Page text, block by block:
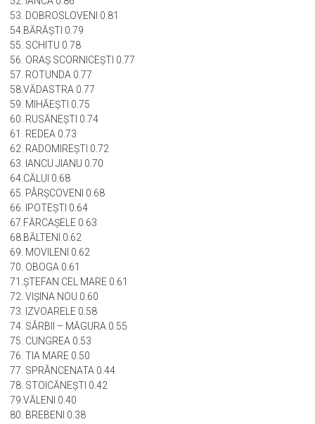
51. OPORELU 0.88
52. IANCA 0.86
53. DOBROSLOVENI 0.81
54.BĂRĂŞTI 0.79
55. SCHITU 0.78
56. ORAŞ SCORNICEŞTI 0.77
57. ROTUNDA 0.77
58.VĂDASTRA 0.77
59. MIHĂEŞTI 0.75
60. RUSĂNEŞTI 0.74
61. REDEA 0.73
62. RADOMIREŞTI 0.72
63. IANCU JIANU 0.70
64.CĂLUI 0.68
65. PÂRŞCOVENI 0.68
66. IPOTEŞTI 0.64
67.FĂRCAŞELE 0.63
68.BĂLTENI 0.62
69. MOVILENI 0.62
70. OBOGA 0.61
71.ŞTEFAN CEL MARE 0.61
72. VIŞINA NOU 0.60
73. IZVOARELE 0.58
74. SÂRBII – MĂGURA 0.55
75. CUNGREA 0.53
76. TIA MARE 0.50
77. SPRÂNCENATA 0.44
78. STOICĂNEŞTI 0.42